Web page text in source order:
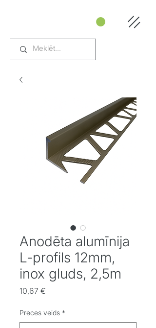
Anodēta alumīnija
L-profils 12mm,
inox gluds, 2,5m
10,67 €
Preces veids *